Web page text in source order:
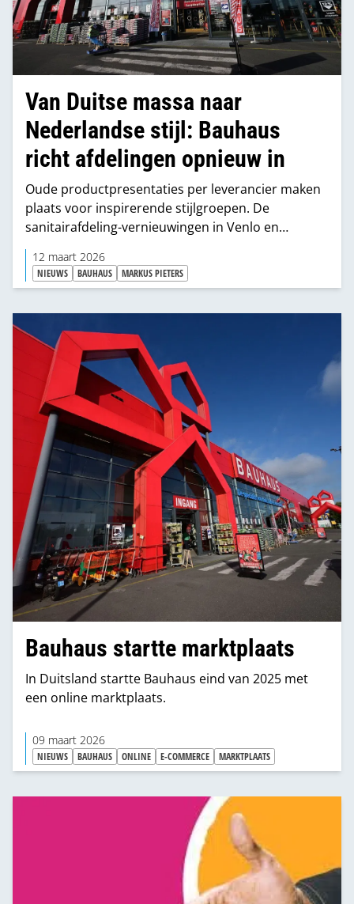
Van Duitse massa naar
Nederlandse stijl: Bauhaus
richt afdelingen opnieuw in
Oude productpresentaties per leverancier maken
plaats voor inspirerende stijlgroepen. De
sanitairafdeling-vernieuwingen in Venlo en
Groningen laten twee keer betere trends zien.
12 maart 2026
NIEUWS BAUHAUS MARKUS PIETERS
Bauhaus startte marktplaats
In Duitsland startte Bauhaus eind van 2025 met
een online marktplaats.
09 maart 2026
NIEUWS BAUHAUS ONLINE E-COMMERCE MARKTPLAATS